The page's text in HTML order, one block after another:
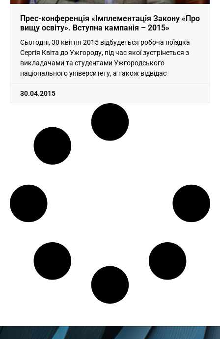
Прес-конференція «Імплементація Закону «Про
вищу освіту». Вступна кампанія – 2015»
Сьогодні, 30 квітня 2015 відбудеться робоча поїздка
Сергія Квіта до Ужгороду, під час якої зустрінеться з
викладачами та студентами Ужгородського
національного університету, а також відвідає
30.04.2015